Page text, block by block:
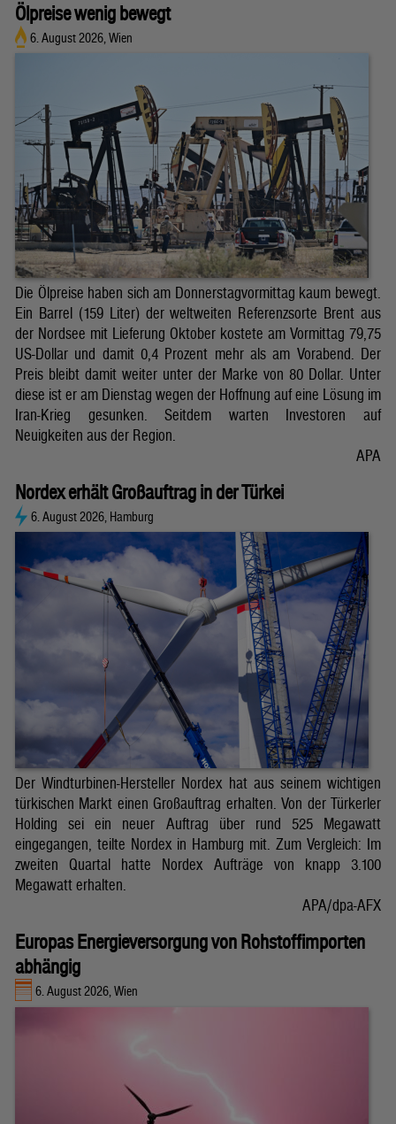
Ölpreise wenig bewegt
6. August 2026, Wien
Die Ölpreise haben sich am Donnerstagvormittag kaum bewegt.
Ein Barrel (159 Liter) der weltweiten Referenzsorte Brent aus
der Nordsee mit Lieferung Oktober kostete am Vormittag 79,75
US-Dollar und damit 0,4 Prozent mehr als am Vorabend. Der
Preis bleibt damit weiter unter der Marke von 80 Dollar. Unter
diese ist er am Dienstag wegen der Hoffnung auf eine Lösung im
Iran-Krieg gesunken. Seitdem warten Investoren auf
Neuigkeiten aus der Region.
APA
Nordex erhält Großauftrag in der Türkei
6. August 2026, Hamburg
Der Windturbinen-Hersteller Nordex hat aus seinem wichtigen
türkischen Markt einen Großauftrag erhalten. Von der Türkerler
Holding sei ein neuer Auftrag über rund 525 Megawatt
eingegangen, teilte Nordex in Hamburg mit. Zum Vergleich: Im
zweiten Quartal hatte Nordex Aufträge von knapp 3.100
Megawatt erhalten.
APA/dpa-AFX
Europas Energieversorgung von Rohstoffimporten
abhängig
6. August 2026, Wien